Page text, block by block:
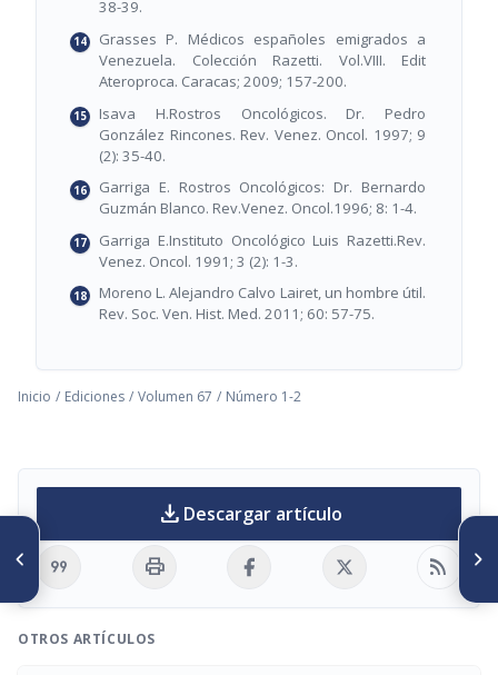
38-39.
Grasses P. Médicos españoles emigrados a
Venezuela. Colección Razetti. Vol.VIII. Edit
Ateroproca. Caracas; 2009; 157-200.
Isava H.Rostros Oncológicos. Dr. Pedro
González Rincones. Rev. Venez. Oncol. 1997; 9
(2): 35-40.
Garriga E. Rostros Oncológicos: Dr. Bernardo
Guzmán Blanco. Rev.Venez. Oncol.1996; 8: 1-4.
Garriga E.Instituto Oncológico Luis Razetti.Rev.
Venez. Oncol. 1991; 3 (2): 1-3.
Moreno L. Alejandro Calvo Lairet, un hombre útil.
Rev. Soc. Ven. Hist. Med. 2011; 60: 57-75.
Inicio / Ediciones / Volumen 67 / Número 1-2
download Descargar artículo
format_quote print rss_feed
OTROS ARTÍCULOS
ARTÍCULO ANTERIOR
Evolución histórica de la
cirugía endoscópica
cráneo
SIGUIENTE ARTÍCULO
Humberto Fernández Morán y
la creación del Instituto
Investigaciones Cerebrales